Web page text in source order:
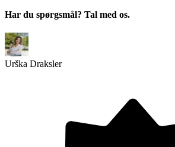
Har du spørgsmål? Tal med os.
Urška Draksler